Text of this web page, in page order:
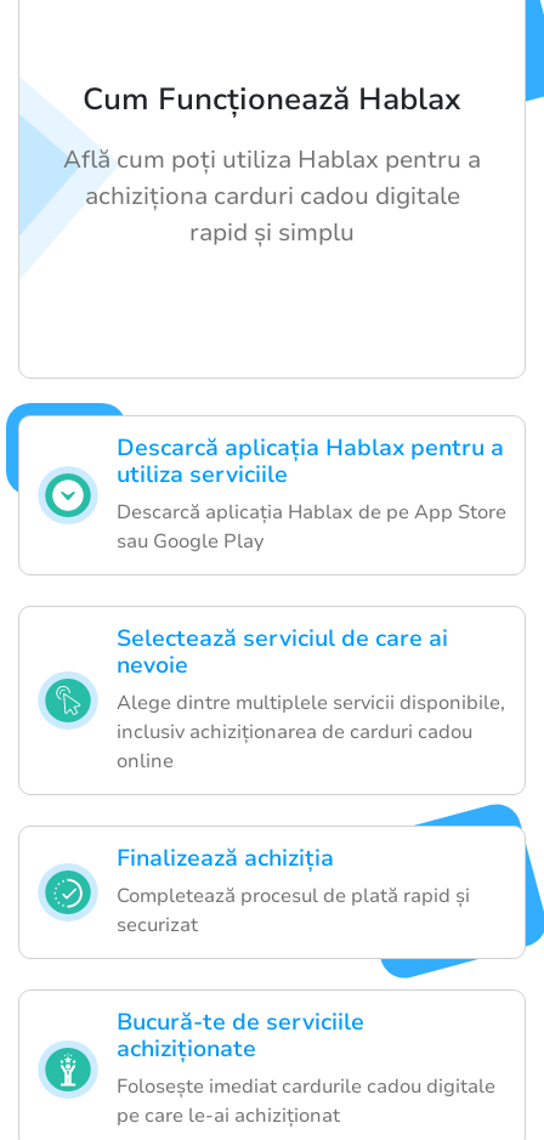
Descarcă aplicația Hablax pentru a
utiliza serviciile
Descarcă aplicația Hablax de pe App Store
sau Google Play
Selectează serviciul de care ai
nevoie
Alege dintre multiplele servicii disponibile,
inclusiv achiziționarea de carduri cadou
online
Finalizează achiziția
Completează procesul de plată rapid și
securizat
Bucură-te de serviciile
achiziționate
Folosește imediat cardurile cadou digitale
pe care le-ai achiziționat
Cum Funcționează Hablax
Află cum poți utiliza Hablax pentru a
achiziționa carduri cadou digitale
rapid și simplu